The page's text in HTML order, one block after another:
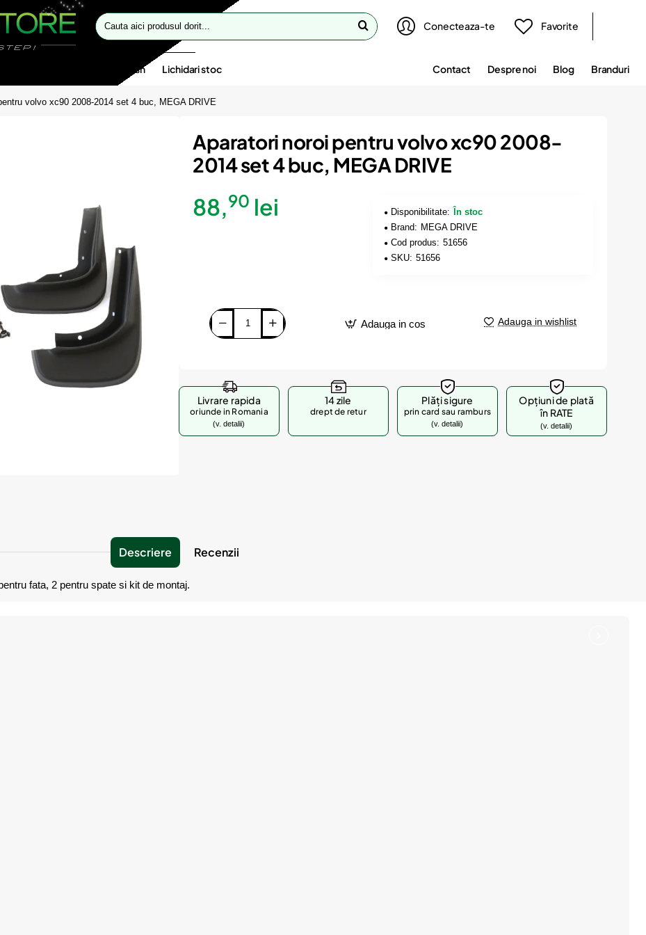
Cauta
aici
Conecteaza-te Favorite
Oferte flash Lichidari stoc Contact Despre noi Blog Branduri
volvo xc90 2008-2014 set 4 buc, MEGA DRIVE
Aparatori noroi pentru volvo xc90 2008-
2014 set 4 buc, MEGA DRIVE
88,90 lei Disponibilitate:
În stoc
Brand: MEGA DRIVE
Cod produs: 51656
SKU: 51656
Adauga in cos Adauga in wishlist
Livrare rapida
oriunde in Romania
(v. detalii)
14 zile
drept de retur
Plăți sigure
prin card sau ramburs
(v. detalii)
Opțiuni de plată
în RATE
(v. detalii)
Descriere Recenzii
fata, 2 pentru spate si kit de montaj.